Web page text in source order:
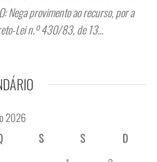
Nega provimento ao recurso, por a
Lei n.º 430/83, de 13…
2026
S S
D